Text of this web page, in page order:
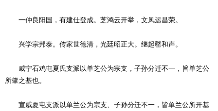
一仲良阳国，有建仕登成。芝鸿云开举，文凤运昌荣。
兴学宗邦泰。传家世德清，光廷昭正大。继起罄和声。
威宁石鸡屯夏氏支派以单芝公为宗支，子孙分迁不一，旨单芝公
所肇之基也。
宣威夏屯支派以单兰公为宗支、子孙分迁不一，皆单兰公所开基